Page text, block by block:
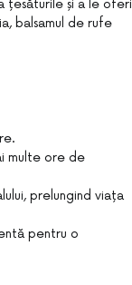
țesăturile și a le oferi
balsamul de rufe
multe ore de
prelungind viața
pentru o